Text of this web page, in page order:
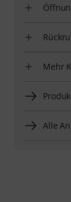
Mehr
Alle